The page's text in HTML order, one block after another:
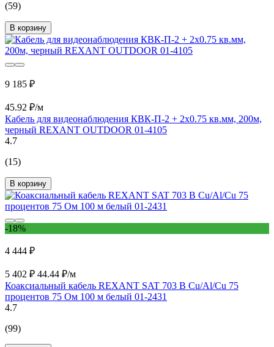
(59)
В корзину
9 185 ₽
45.92 ₽/м
Кабель для видеонаблюдения КВК-П-2 + 2х0.75 кв.мм, 200м,
черный REXANT OUTDOOR 01-4105
4.7
(15)
В корзину
-18%
4 444 ₽
5 402 ₽ 44.44 ₽/м
Коаксиальный кабель REXANT SAT 703 B Cu/Al/Cu 75
процентов 75 Ом 100 м белый 01-2431
4.7
(99)